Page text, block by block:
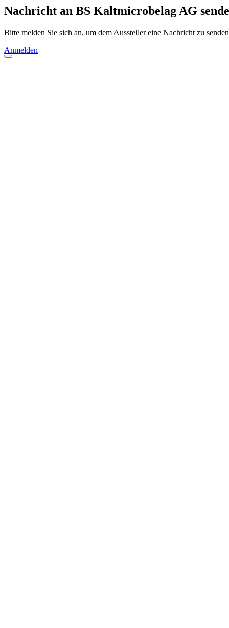
Nachricht an BS Kaltmicrobelag AG
Bitte melden Sie sich an, um dem Aussteller eine Nachricht zu
Anmelden